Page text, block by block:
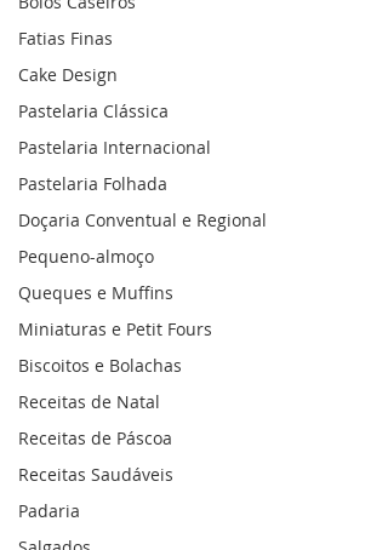
Fatias Finas
Cake Design
Pastelaria Clássica
Pastelaria Internacional
Pastelaria Folhada
Doçaria Conventual e Regional
Pequeno-almoço
Queques e Muffins
Miniaturas e Petit Fours
Biscoitos e Bolachas
Receitas de Natal
Receitas de Páscoa
Receitas Saudáveis
Padaria